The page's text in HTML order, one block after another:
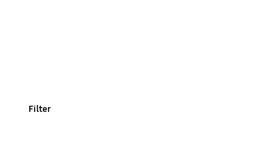
Filter